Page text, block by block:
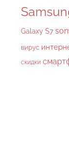
Galaxy S7
вирус
скидки